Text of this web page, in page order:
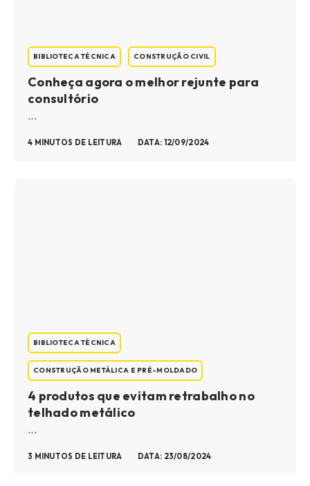
BIBLIOTECA TÉCNICA CONSTRUÇÃO CIVIL
Conheça agora o melhor rejunte para
consultório
...
4 MINUTOS DE LEITURA DATA: 12/09/2024
BIBLIOTECA TÉCNICA
CONSTRUÇÃO METÁLICA E PRÉ-MOLDADO
4 produtos que evitam retrabalho no
telhado metálico
...
3 MINUTOS DE LEITURA DATA: 23/08/2024